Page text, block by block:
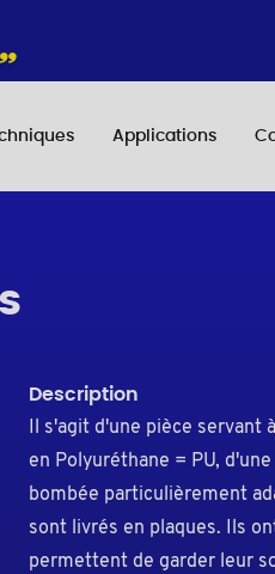
Applications
Description
Il s'agit d'une pièce
en Polyuréthane = PU,
bombée particulièrement
sont livrés en plaques. Ils
permettent de garder leur